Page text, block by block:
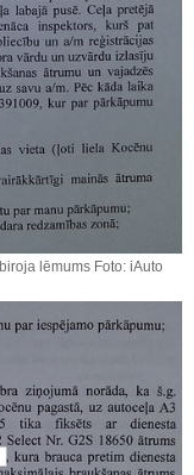
lēmums Foto: iAuto